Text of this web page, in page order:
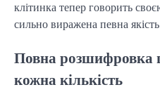
клітинка тепер говорить
сильно виражена певна
Повна розшифровка
кожна кількість